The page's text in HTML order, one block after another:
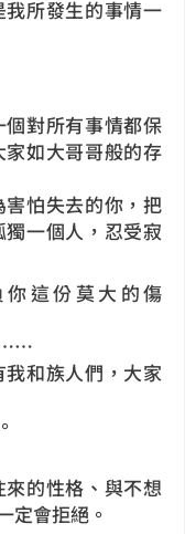
所發生的事情一
對所有事情都保
如大哥哥般的存
怕失去的你，把
一個人，忍受寂
這份莫大的傷
……
我和族人們，大家
的性格、與不想
會拒絕。